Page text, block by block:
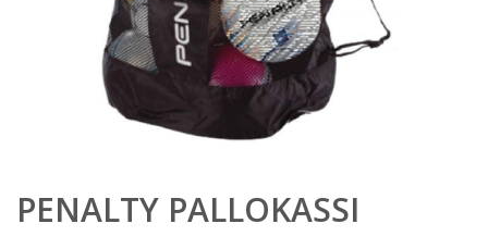
PENALTY PALLOKASSI